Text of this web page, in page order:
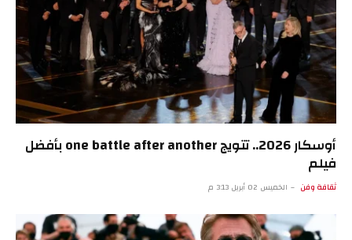
أوسكار 2026.. تتويج one battle after another بأفضل
فيلم
ثقافة وفن الخميس 02 أبريل 3:13 م